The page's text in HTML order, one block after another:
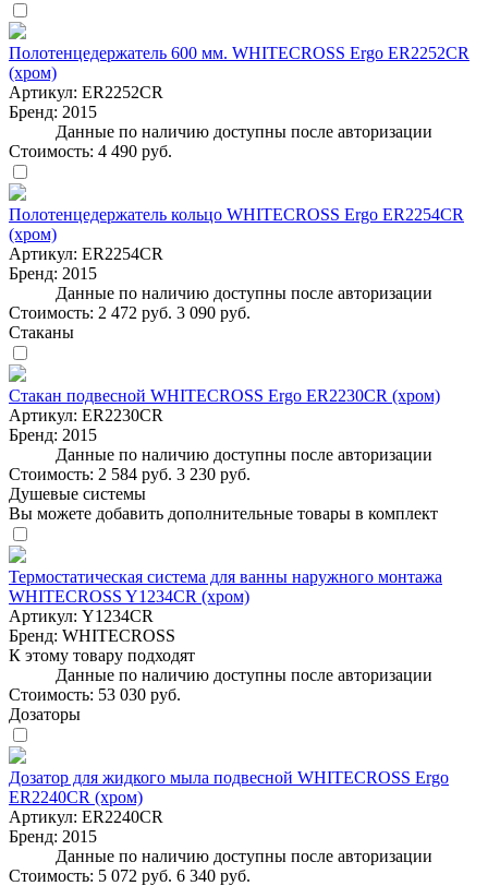
Полотенцедержатель 600 мм. WHITECROSS Ergo ER2252CR
(хром)
Артикул: ER2252CR
Бренд: 2015
Данные по наличию доступны после авторизации
Стоимость: 4 490 руб.
Полотенцедержатель кольцо WHITECROSS Ergo ER2254CR
(хром)
Артикул: ER2254CR
Бренд: 2015
Данные по наличию доступны после авторизации
Стоимость: 2 472 руб. 3 090 руб.
Стаканы
Стакан подвесной WHITECROSS Ergo ER2230CR (хром)
Артикул: ER2230CR
Бренд: 2015
Данные по наличию доступны после авторизации
Стоимость: 2 584 руб. 3 230 руб.
Душевые системы
Вы можете добавить дополнительные товары в комплект
Термостатическая система для ванны наружного монтажа
WHITECROSS Y1234CR (хром)
Артикул: Y1234CR
Бренд: WHITECROSS
К этому товару подходят
Данные по наличию доступны после авторизации
Стоимость: 53 030 руб.
Дозаторы
Дозатор для жидкого мыла подвесной WHITECROSS Ergo
ER2240CR (хром)
Артикул: ER2240CR
Бренд: 2015
Данные по наличию доступны после авторизации
Стоимость: 5 072 руб. 6 340 руб.